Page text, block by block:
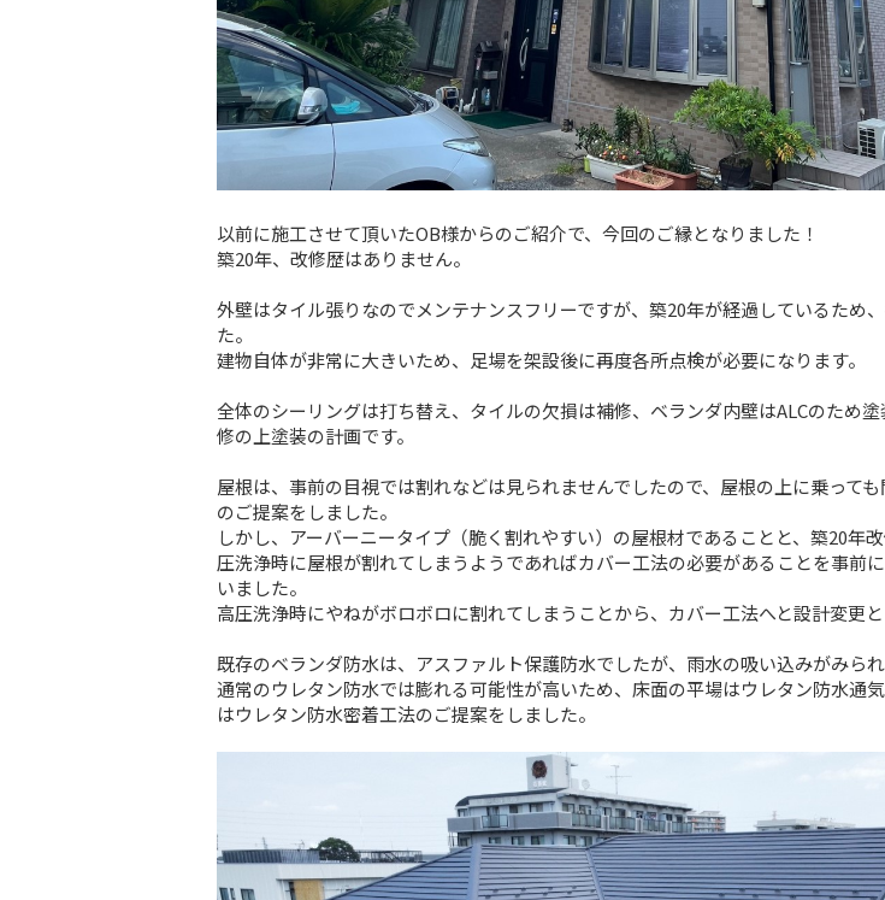
以前に施工させて頂いたOB様からのご紹介で、今回のご縁となりました！
築20年、改修歴はありません。
外壁はタイル張りなのでメンテナンスフリーですが、築20年が経過しているため
た。
建物自体が非常に大きいため、足場を架設後に再度各所点検が必要になります。
全体のシーリングは打ち替え、タイルの欠損は補修、ベランダ内壁はALCのため
修の上塗装の計画です。
屋根は、事前の目視では割れなどは見られませんでしたので、屋根の上に乗って
のご提案をしました。
しかし、アーバーニータイプ（脆く割れやすい）の屋根材であることと、築20年
圧洗浄時に屋根が割れてしまうようであればカバー工法の必要があることを事前
いました。
高圧洗浄時にやねがボロボロに割れてしまうことから、カバー工法へと設計変更と
既存のベランダ防水は、アスファルト保護防水でしたが、雨水の吸い込みがみられ
通常のウレタン防水では膨れる可能性が高いため、床面の平場はウレタン防水通
はウレタン防水密着工法のご提案をしました。